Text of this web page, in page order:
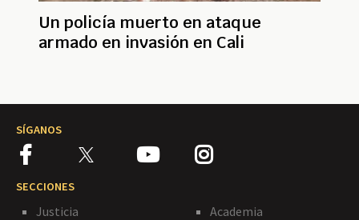
Un policía muerto en ataque
armado en invasión en Cali
SÍGANOS
SECCIONES
Justicia
Academia